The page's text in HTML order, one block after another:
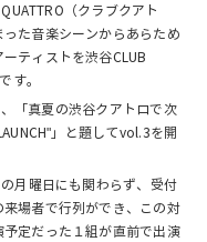
（クラブクアト
た音楽シーンからあらため
ティストを渋谷CLUB
す。
「真夏の渋谷クアトロで次
」と題してvol.3を開
月曜日にも関わらず、受付
場者で行列ができ、この対
定だった１組が直前で出演